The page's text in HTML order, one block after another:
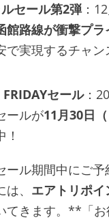
セール第2弾：
館路線が衝撃プラ
実現するチャン
セール：
ールが11月30日
ール期間中にご予
は、 エアトリポ
てきます。**「